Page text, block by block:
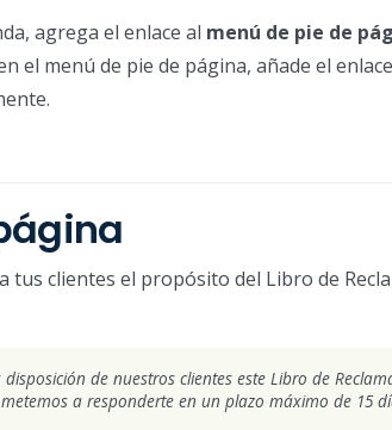
agrega el enlace al menú de pie de
el menú de pie de página, añade el
clientes el propósito del Libro de
de nuestros clientes este Libro de
a responderte en un plazo máximo de 15